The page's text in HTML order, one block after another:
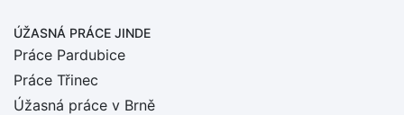
ÚŽASNÁ PRÁCE JINDE
Práce Pardubice
Práce Třinec
Úžasná práce v Brně